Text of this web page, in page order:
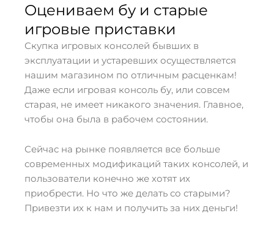
Оцениваем бу и старые
игровые приставки
Скупка игровых консолей бывших в
эксплуатации и устаревших осуществляется
нашим магазином по отличным расценкам!
Даже если игровая консоль бу, или совсем
старая, не имеет никакого значения. Главное,
чтобы она была в рабочем состоянии.
Сейчас на рынке появляется все больше
современных модификаций таких консолей, и
пользователи конечно же хотят их
приобрести. Но что же делать со старыми?
Привезти их к нам и получить за них деньги!